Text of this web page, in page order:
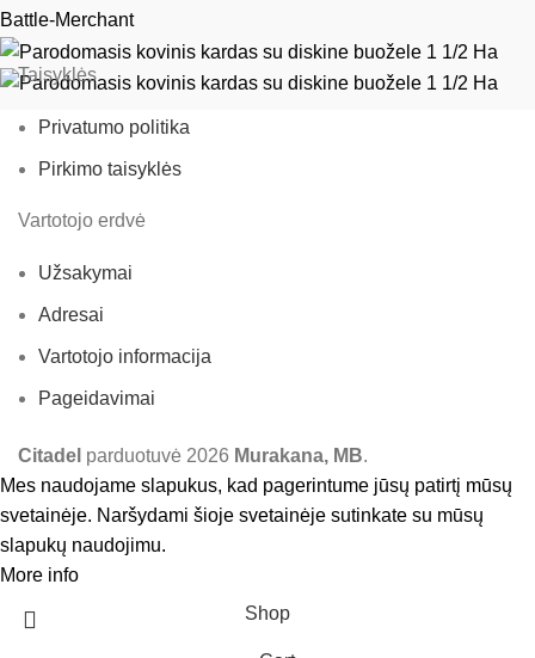
Battle-Merchant
Taisyklės
Privatumo politika
Pirkimo taisyklės
Vartotojo erdvė
Užsakymai
Adresai
Vartotojo informacija
Pageidavimai
Citadel parduotuvė 2026 Murakana, MB.
Mes naudojame slapukus, kad pagerintume jūsų patirtį mūsų
svetainėje. Naršydami šioje svetainėje sutinkate su mūsų
slapukų naudojimu.
More info
Shop